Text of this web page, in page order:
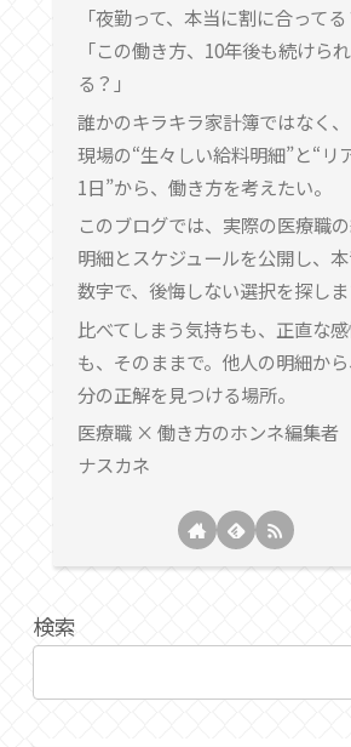
「夜勤って、本当に割に合ってる
「この働き方、10年後も続けられ
る？」
誰かのキラキラ家計簿ではなく、
現場の“生々しい給料明細”と“リ
1日”から、働き方を考えたい。
このブログでは、実際の医療職
明細とスケジュールを公開し、
数字で、後悔しない選択を探しま
比べてしまう気持ちも、正直な
も、そのままで。他人の明細か
分の正解を見つける場所。
医療職 × 働き方のホンネ編集者
ナスカネ
検索